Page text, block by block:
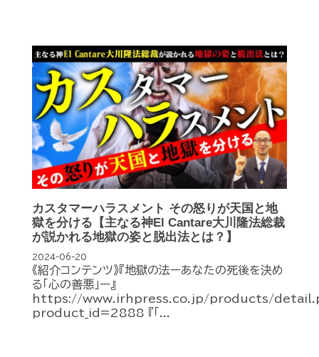
カスタマーハラスメント その怒りが天国と地
獄を分ける【主なる神El Cantare大川隆法総裁
が説かれる地獄の姿と脱出法とは？】
2024-06-20
《紹介コンテンツ》『地獄の法ーあなたの死後を決め
る「心の善悪」ー』
https://www.irhpress.co.jp/products/
product_id=2888 『「...